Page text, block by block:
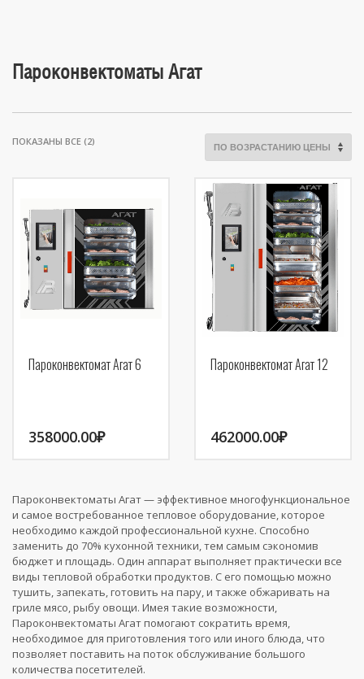
Пароконвектоматы Агат
ПОКАЗАНЫ ВСЕ (2)
Пароконвектомат Агат 6
358000.00₽
Пароконвектомат Агат 12
462000.00₽
Пароконвектоматы Агат — эффективное многофункциональное
и самое востребованное тепловое оборудование, которое
необходимо каждой профессиональной кухне. Способно
заменить до 70% кухонной техники, тем самым сэкономив
бюджет и площадь. Один аппарат выполняет практически все
виды тепловой обработки продуктов. С его помощью можно
тушить, запекать, готовить на пару, и также обжаривать на
гриле мясо, рыбу овощи. Имея такие возможности,
Пароконвектоматы Агат помогают сократить время,
необходимое для приготовления того или иного блюда, что
позволяет поставить на поток обслуживание большого
количества посетителей.